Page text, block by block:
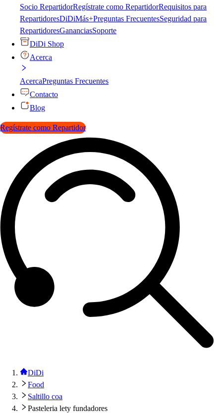
Socio RepartidorRegístrate como RepartidorRequisitos para
RepartidoresDiDiMás+Preguntas FrecuentesSeguridad para
RepartidoresGananciasSoporte
DiDi Shop
Acerca
AcercaPreguntas Frecuentes
Contacto
Blog
Regístrate como Repartidor
DiDi
Food
Saltillo coa
Pasteleria lety fundadores